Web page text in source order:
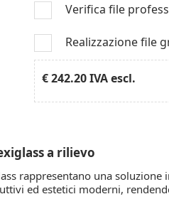
Verifica file
Realizzazione file
€ 242.20IVA escl.
a rilievo
rappresentano una
ed estetici moderni,